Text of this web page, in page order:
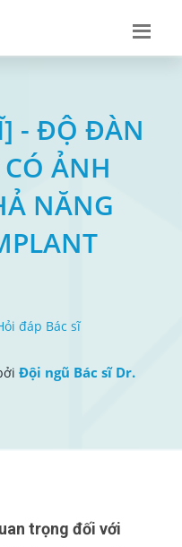
- ĐỘ ĐÀN
ẢNH
NĂNG
đáp Bác sĩ
Đội ngũ Bác sĩ Dr.